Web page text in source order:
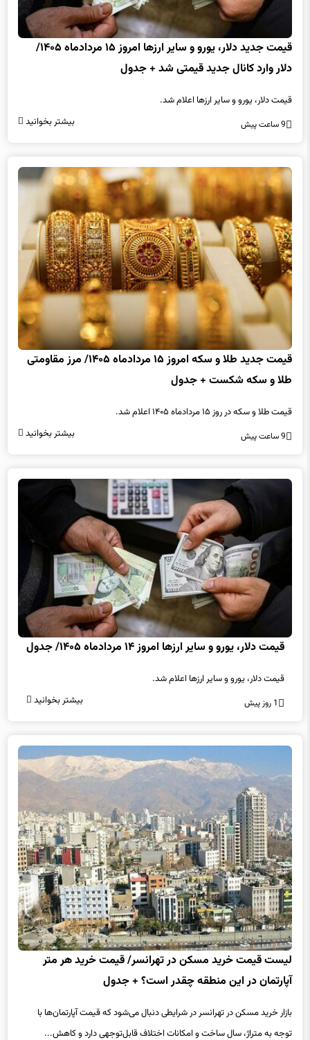
قیمت جدید دلار، یورو و سایر ارزها امروز ۱۵ مردادماه ۱۴۰۵/
دلار وارد کانال جدید قیمتی شد + جدول
قیمت دلار، یورو و سایر ارزها اعلام شد.
9 ساعت پیش بیشتر بخوانید
قیمت جدید طلا و سکه امروز ۱۵ مردادماه ۱۴۰۵/ مرز مقاومتی
طلا و سکه شکست + جدول
قیمت طلا و سکه در روز ۱۵ مردادماه ۱۴۰۵ اعلام شد.
9 ساعت پیش بیشتر بخوانید
قیمت دلار، یورو و سایر ارزها امروز ۱۴ مردادماه ۱۴۰۵/ جدول
قیمت دلار، یورو و سایر ارزها اعلام شد.
1 روز پیش بیشتر بخوانید
لیست قیمت خرید مسکن در تهرانسر/ قیمت خرید هر متر
آپارتمان در این منطقه چقدر است؟ + جدول
بازار خرید مسکن در تهرانسر در شرایطی دنبال می‌شود که قیمت آپارتمان‌ها با
توجه به متراژ، سال ساخت و امکانات اختلاف قابل‌توجهی دارد و کاهش...